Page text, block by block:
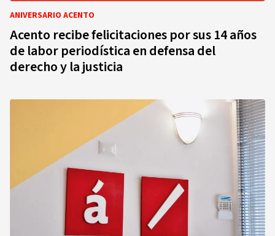
ANIVERSARIO ACENTO
Acento recibe felicitaciones por sus 14 años
de labor periodística en defensa del
derecho y la justicia